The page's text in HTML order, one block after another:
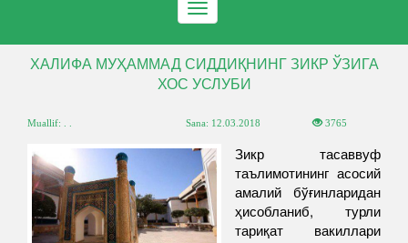
Toggle
navigation
ХАЛИФА МУҲАММАД СИДДИҚНИНГ ЗИКР ЎЗИГА
ХОС УСЛУБИ
Muallif: . . Sana: 12.03.2018 3765
Зикр тасаввуф
таълимотининг асосий
амалий бўғинларидан
ҳисобланиб, турли
тариқат вакиллари